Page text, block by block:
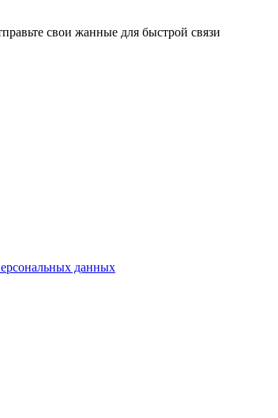
свои жанные для быстрой связи
данных